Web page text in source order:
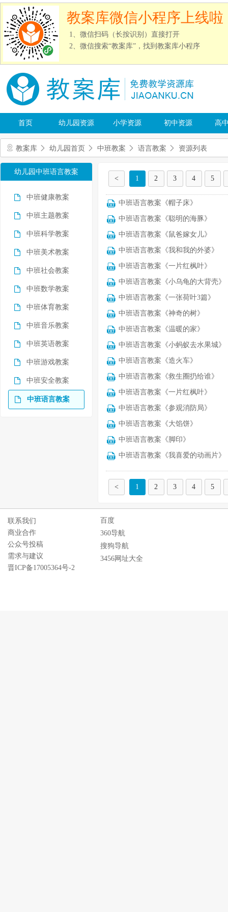
教案库微信小程序上线啦
1、微信扫码（长按识别）直接打开
2、微信搜索“教案库”，找到教案库小程序
首页 幼儿园资源 小学资源 初中资源 高
教案库 幼儿园首页 中班教案 语言教案 资源列表
幼儿园中班语言教案
中班健康教案
中班主题教案
中班科学教案
中班美术教案
中班社会教案
中班数学教案
中班体育教案
中班音乐教案
中班英语教案
中班游戏教案
中班安全教案
中班语言教案
< 1 2 3 4 5
中班语言教案《帽子床》
中班语言教案《聪明的海豚》
中班语言教案《鼠爸嫁女儿》
中班语言教案《我和我的外婆》
中班语言教案《一片红枫叶》
中班语言教案《小乌龟的大背壳》
中班语言教案《一张荷叶3篇》
中班语言教案《神奇的树》
中班语言教案《温暖的家》
中班语言教案《小蚂蚁去水果城》
中班语言教案《造火车》
中班语言教案《救生圈扔给谁》
中班语言教案《一片红枫叶》
中班语言教案《参观消防局》
中班语言教案《大馅饼》
中班语言教案《脚印》
中班语言教案《我喜爱的动画片》
< 1 2 3 4 5
联系我们
商业合作
公众号投稿
需求与建议
晋ICP备17005364号-2
百度
360导航
搜狗导航
3456网址大全